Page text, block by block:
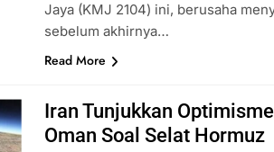
Jaya (KMJ 2104) ini, berusaha
sebelum akhirnya…
Read More
Iran Tunjukkan
Oman Soal Selat Hormuz